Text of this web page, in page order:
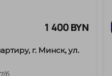
1 400 BYN
г. Минск, ул.
б